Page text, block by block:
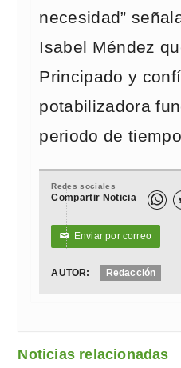
necesidad”
Isabel Méndez
Principado y
potabilizadora
periodo de
Redes sociales
Compartir Noticia
✉ Enviar por correo
AUTOR: Redacción
Noticias relacionadas